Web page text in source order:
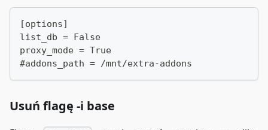
        proxy_send_timeout    300s;
        proxy_read_timeout    300s;
        send_timeout          300s;
    }
    location /websocket {
proxy_set_header Upgrade
        proxy_set_header Connection "upgrade";
[options]
list_db = False
proxy_mode = True
#addons_path = /mnt/extra-addons
Usuń flagę -i base